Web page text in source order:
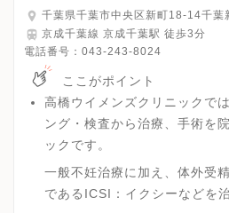
千葉県千葉市中央区新町18-14千葉
京成千葉線 京成千葉駅 徒歩3分
電話番号： 043-243-8024
ここがポイント
高橋ウイメンズクリニックで
ング・検査から治療、手術を
ックです。
一般不妊治療に加え、体外受
であるICSI：イクシーなどを